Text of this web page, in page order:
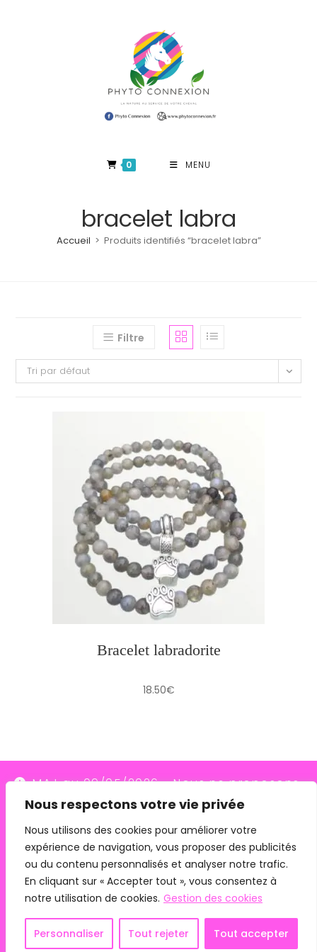
Nous respectons votre vie privée
Nous utilisons des cookies pour améliorer votre
expérience de navigation, vous proposer des publicités
ou du contenu personnalisés et analyser notre trafic.
En cliquant sur « Accepter tout », vous consentez à
notre utilisation de cookies. Gestion des cookies
Personnaliser Tout rejeter Tout accepter
MAJ au 09/05/2026 - Nous ne proposons
plus le transporteur Relais Colis (placés en
redressement judiciaire le 10/03/26, ils
n'assurent plus les livraisons depuis le
07/05/26). Pour les commandes avec
remise en main propre, merci de me
contacter directement.
Ignorer
0 MENU
bracelet labra
Accueil > Produits identifiés “bracelet labra”
Filtre
Tri par défaut
Bracelet labradorite
18.50€
Copyright 2024 - Phyto Connexion